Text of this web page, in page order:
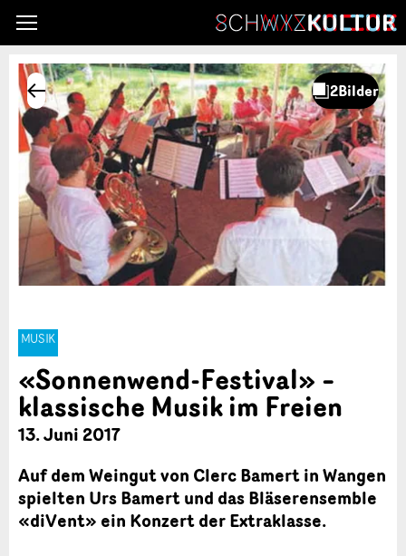
MUSIK
«Sonnenwend-Festival» –
klassische Musik im Freien
13. Juni 2017
Auf dem Weingut von Clerc Bamert in Wangen
spielten Urs Bamert und das Bläserensemble
«diVent» ein Konzert der Extraklasse.